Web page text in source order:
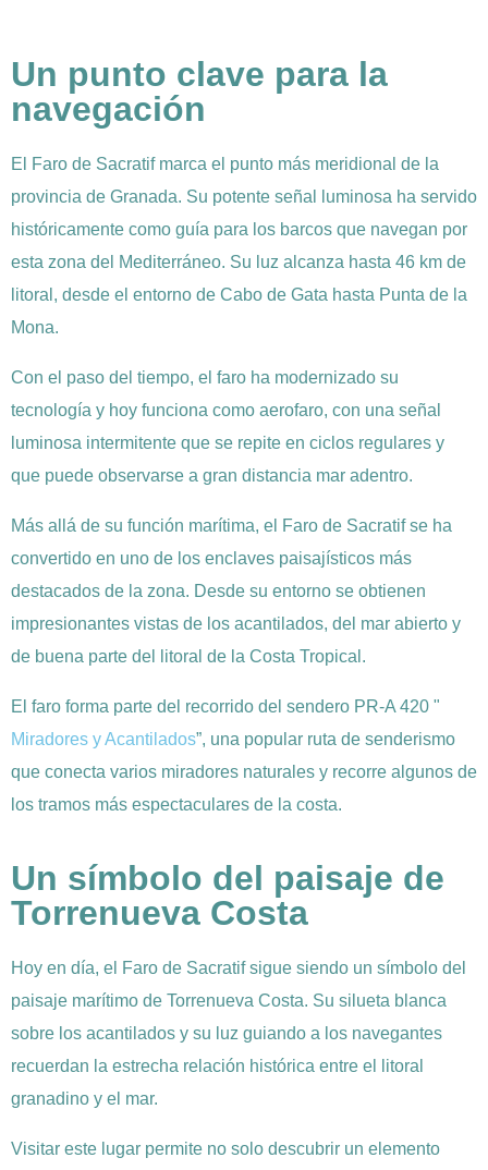
Un punto clave para la
navegación
El Faro de Sacratif marca el punto más meridional de la
provincia de Granada. Su potente señal luminosa ha servido
históricamente como guía para los barcos que navegan por
esta zona del Mediterráneo. Su luz alcanza hasta 46 km de
litoral, desde el entorno de Cabo de Gata hasta Punta de la
Mona.
Con el paso del tiempo, el faro ha modernizado su
tecnología y hoy funciona como aerofaro, con una señal
luminosa intermitente que se repite en ciclos regulares y
que puede observarse a gran distancia mar adentro.
Más allá de su función marítima, el Faro de Sacratif se ha
convertido en uno de los enclaves paisajísticos más
destacados de la zona. Desde su entorno se obtienen
impresionantes vistas de los acantilados, del mar abierto y
de buena parte del litoral de la Costa Tropical.
El faro forma parte del recorrido del sendero PR-A 420 "
Miradores y Acantilados”, una popular ruta de senderismo
que conecta varios miradores naturales y recorre algunos de
los tramos más espectaculares de la costa.
Un símbolo del paisaje de
Torrenueva Costa
Hoy en día, el Faro de Sacratif sigue siendo un símbolo del
paisaje marítimo de Torrenueva Costa. Su silueta blanca
sobre los acantilados y su luz guiando a los navegantes
recuerdan la estrecha relación histórica entre el litoral
granadino y el mar.
Visitar este lugar permite no solo descubrir un elemento